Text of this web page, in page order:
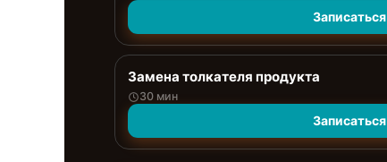
Записаться
Замена толкателя продукта
30 мин
Записаться